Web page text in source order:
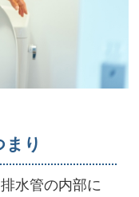
り
水管の内部に